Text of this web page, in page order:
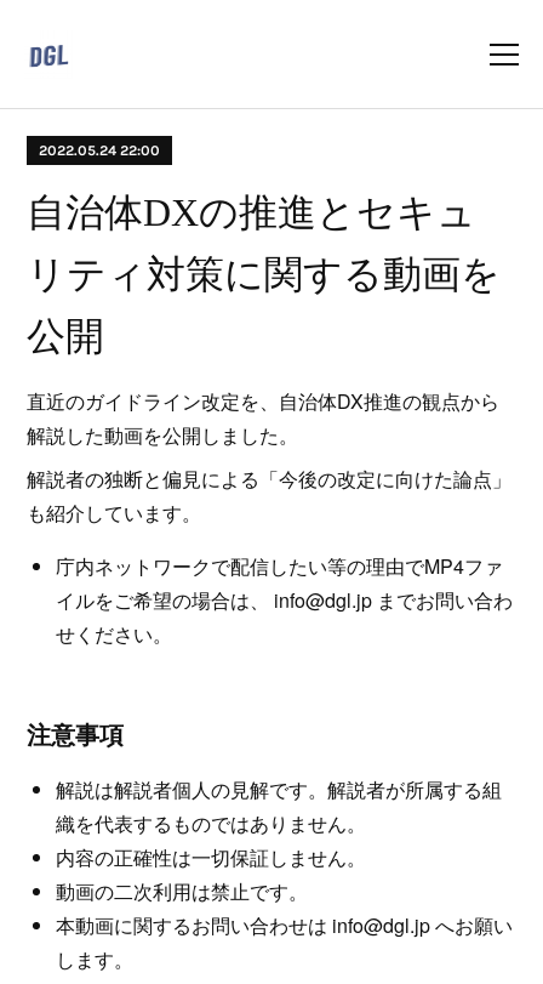
2022.05.24 22:00
自治体DXの推進とセキュ
リティ対策に関する動画を
公開
直近のガイドライン改定を、自治体DX推進の観点から
解説した動画を公開しました。
解説者の独断と偏見による「今後の改定に向けた論点」
も紹介しています。
庁内ネットワークで配信したい等の理由でMP4ファ
イルをご希望の場合は、 info@dgl.jp までお問い合わ
せください。
注意事項
解説は解説者個人の見解です。解説者が所属する組
織を代表するものではありません。
内容の正確性は一切保証しません。
動画の二次利用は禁止です。
本動画に関するお問い合わせは info@dgl.jpへお願い
します。